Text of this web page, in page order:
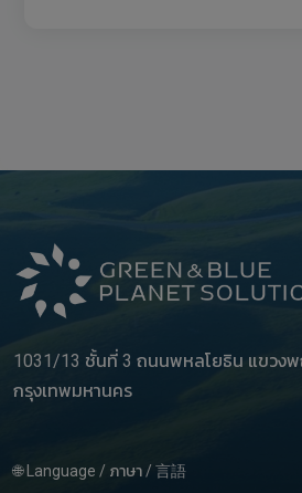
1031/13 ชั้นที่ 3 ถนนพหลโยธิน แขวง
กรุงเทพมหานคร
🌐 Language / ภาษา / 言語